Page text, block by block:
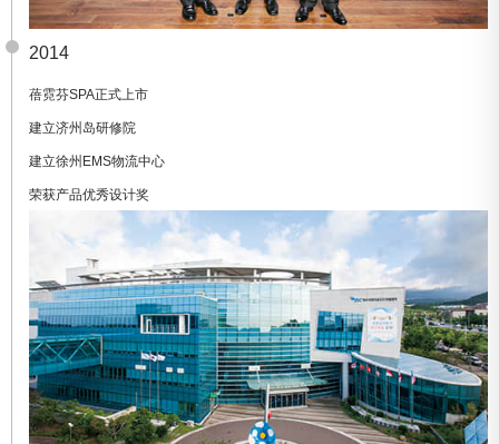
2014
蓓霓芬SPA正式上市
建立济州岛研修院
建立徐州EMS物流中心
荣获产品优秀设计奖